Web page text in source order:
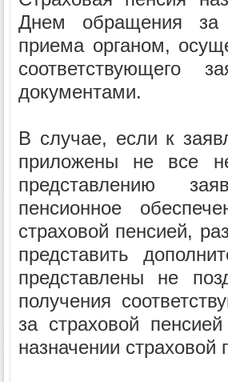
Днем обращения за
приема органом,
соответствующего
документами.
В случае, если к
приложены не все
представлению
пенсионное
страховой пенсией,
представить
представлены не
получения
за страховой
назначении страховой